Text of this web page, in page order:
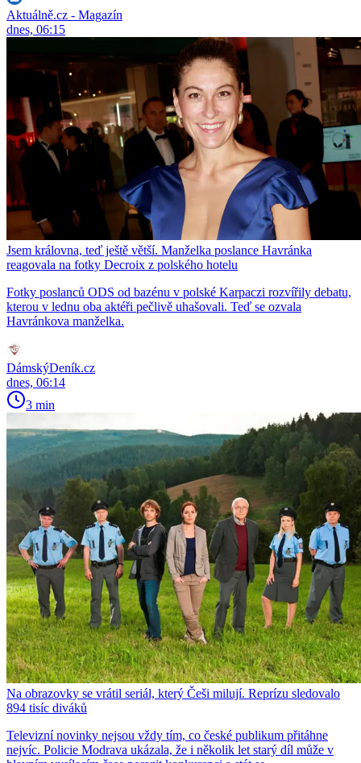
Aktuálně.cz - Magazín
dnes, 06:15
Jsem královna, teď ještě větší. Manželka poslance Havránka
reagovala na fotky Decroix z polského hotelu
Fotky poslanců ODS od bazénu v polské Karpaczi rozvířily debatu,
kterou v lednu oba aktéři pečlivě uhašovali. Teď se ozvala
Havránkova manželka.
DámskýDeník.cz
dnes, 06:14
3 min
Na obrazovky se vrátil seriál, který Češi milují. Reprízu sledovalo
894 tisíc diváků
Televizní novinky nejsou vždy tím, co české publikum přitáhne
nejvíc. Policie Modrava ukázala, že i několik let starý díl může v